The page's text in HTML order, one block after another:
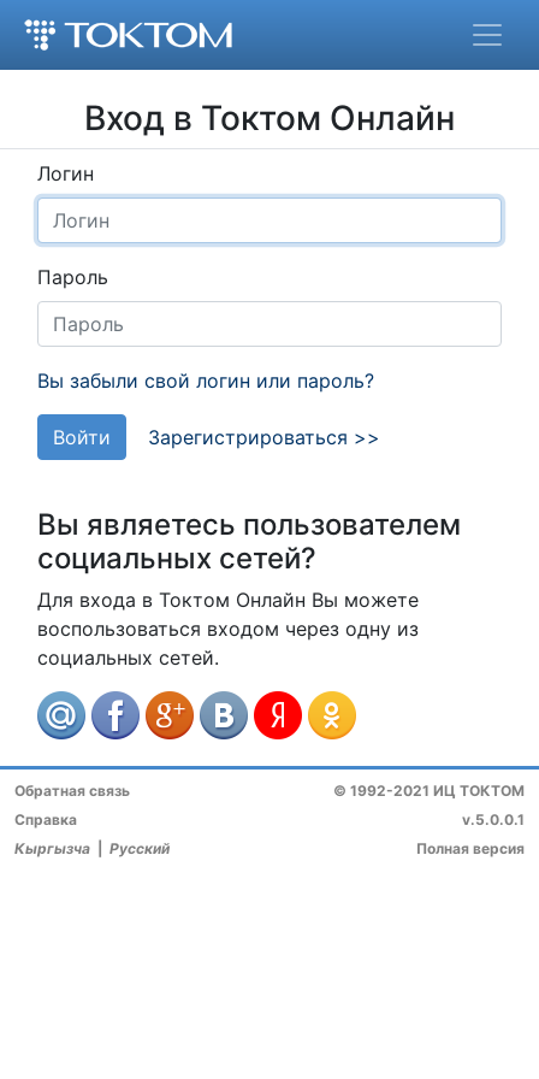
Вход в Токтом Онлайн
Логин
Пароль
Вы забыли свой логин или пароль?
Войти Зарегистрироваться >>
Вы являетесь пользователем
социальных сетей?
Для входа в Токтом Онлайн Вы можете
воспользоваться входом через одну из
социальных сетей.
© 1992-2021 ИЦ ТОКТОМ
v.5.0.0.1
Полная версия
Обратная связь
Справка
Кыргызча
Русский